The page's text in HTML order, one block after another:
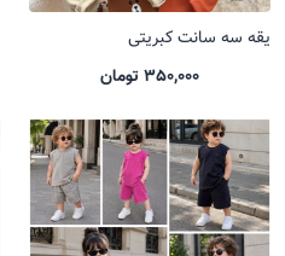
یقه سه سانت کبریتی
350,000 تومان